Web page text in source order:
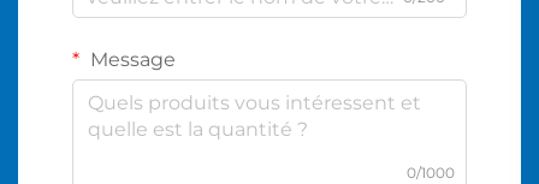
Message
0/1000